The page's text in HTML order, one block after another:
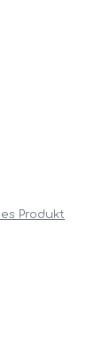
Produkt